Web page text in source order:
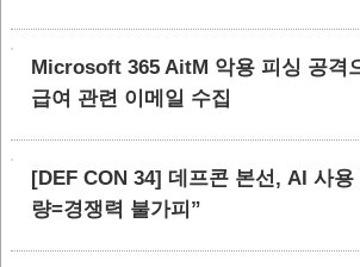
Microsoft 365 AitM 악용 피싱 공격
급여 관련 이메일 수집
[DEF CON 34] 데프콘 본선, AI 사
량=경쟁력 불가피”